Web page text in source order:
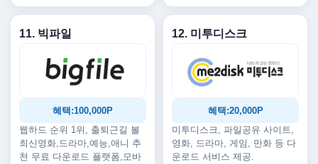
11. 빅파일
혜택:100,000P
웹하드 순위 1위, 출퇴근길 볼
최신영화,드라마,예능,애니 추
천 무료 다운로드 플랫폼,모바
12. 미투디스크
혜택:20,000P
미투디스크, 파일공유 사이트,
영화, 드라마, 게임, 만화 등 다
운로드 서비스 제공.